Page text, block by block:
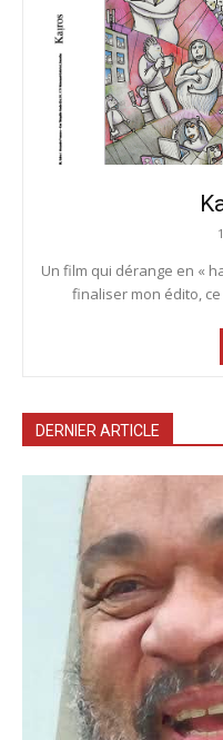
Un film qui dérange en «
finaliser mon édito,
DERNIER ARTICLE